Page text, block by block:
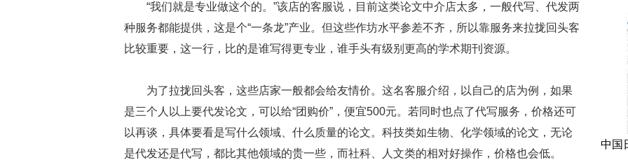
“我们就是专业做这个的。”该店的客服说，目前这类论文中介店太多，一般代写、代发两
种服务都能提供，这是个“一条龙”产业。但这些作坊水平参差不齐，所以靠服务来拉拢回头客
比较重要，这一行，比的是谁写得更专业，谁手头有级别更高的学术期刊资源。
为了拉拢回头客，这些店家一般都会给友情价。这名客服介绍，以自己的店为例，如果
是三个人以上要代发论文，可以给“团购价”，便宜500元。若同时也点了代写服务，价格还可
以再谈，具体要看是写什么领域、什么质量的论文。科技类如生物、化学领域的论文，无论
是代发还是代写，都比其他领域的贵一些，而社科、人文类的相对好操作，价格也会低。
中国